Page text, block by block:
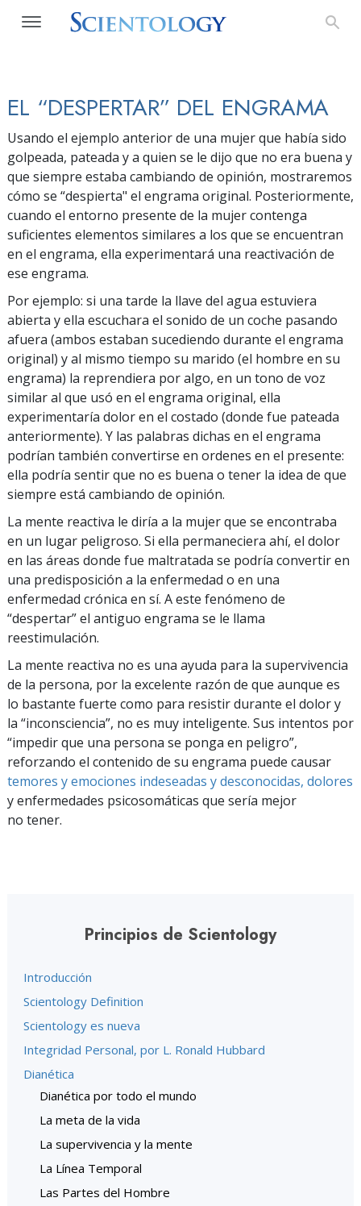
EL “DESPERTAR” DEL ENGRAMA
Usando el ejemplo anterior de una mujer que había sido
golpeada, pateada y a quien se le dijo que no era buena y
que siempre estaba cambiando de opinión, mostraremos
cómo se “despierta" el engrama original. Posteriormente,
cuando el entorno presente de la mujer contenga
suficientes elementos similares a los que se encuentran
en el engrama, ella experimentará una reactivación de
ese engrama.
Por ejemplo: si una tarde la llave del agua estuviera
abierta y ella escuchara el sonido de un coche pasando
afuera (ambos estaban sucediendo durante el engrama
original) y al mismo tiempo su marido (el hombre en su
engrama) la reprendiera por algo, en un tono de voz
similar al que usó en el engrama original, ella
experimentaría dolor en el costado (donde fue pateada
anteriormente). Y las palabras dichas en el engrama
podrían también convertirse en ordenes en el presente:
ella podría sentir que no es buena o tener la idea de que
siempre está cambiando de opinión.
La mente reactiva le diría a la mujer que se encontraba
en un lugar peligroso. Si ella permaneciera ahí, el dolor
en las áreas donde fue maltratada se podría convertir en
una predisposición a la enfermedad o en una
enfermedad crónica en sí. A este fenómeno de
“despertar” el antiguo engrama se le llama
reestimulación.
La mente reactiva no es una ayuda para la supervivencia
de la persona, por la excelente razón de que aunque es
lo bastante fuerte como para resistir durante el dolor y
la “inconsciencia”, no es muy inteligente. Sus intentos por
“impedir que una persona se ponga en peligro”,
reforzando el contenido de su engrama puede causar
temores y emociones indeseadas y desconocidas, dolores
y enfermedades psicosomáticas que sería mejor
no tener.
Principios de Scientology
Introducción
Scientology Definition
Scientology es nueva
Integridad Personal, por L. Ronald Hubbard
Dianética
Dianética por todo el mundo
La meta de la vida
La supervivencia y la mente
La Línea Temporal
Las Partes del Hombre